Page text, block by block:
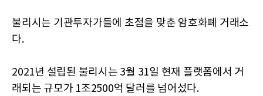
불리시는 기관투자가들에 초점을 맞춘 암호화폐 거래소
다.
2021년 설립된 불리시는 3월 31일 현재 플랫폼에서 거
래되는 규모가 1조2500억 달러를 넘어섰다.